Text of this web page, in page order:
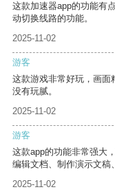
这款加速器app的功能有
动切换线路的功能。
2025-11-02
游客
这款游戏非常好玩，画面
没有玩腻。
2025-11-02
游客
这款app的功能非常强大
编辑文档、制作演示文稿
2025-11-02